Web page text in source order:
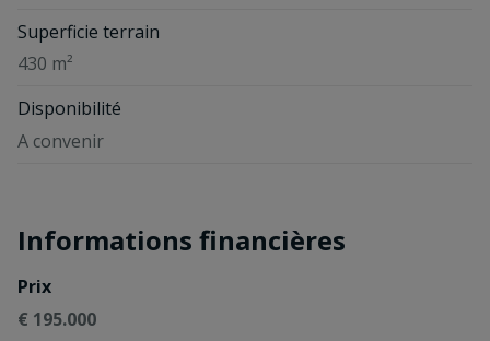
Superficie terrain
430 m²
Disponibilité
A convenir
Informations financières
Prix
€ 195.000